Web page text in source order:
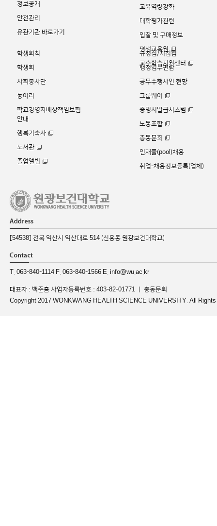
정보공개
안전관리
유관기관 바로가기
교육역량강화
대학평가관련
입찰 및 구매정보
평생교육원
교수학습지원센터
학생회칙
학생회
사회봉사단
동아리
학교경영자배상책임보험
안내
행복기숙사
도서관
졸업앨범
규정집/지침집
행정업무편람
공무수행사인 현황
그룹웨어
증명서발급시스템
노동조합
총동문회
인재풀(pool)채용
취업-채용정보등록(업체)
[54538] 전북 익산시 익산대로 514 (신용동 원광보건대학교)
T. 063-840-1114 F. 063-840-1566 E. info@wu.ac.kr
대표자 : 백준흠 사업자등록번호 : 403-82-01771 ｜ 총동문회
Copyright 2017 WONKWANG HEALTH SCIENCE UNIVERSITY. All